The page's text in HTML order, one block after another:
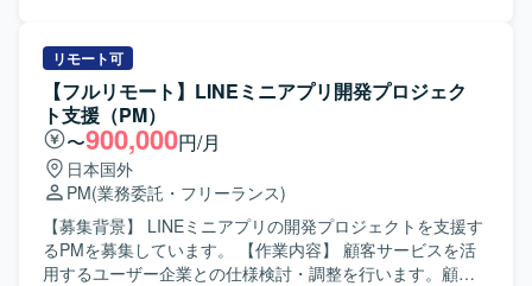
発部署以外のステークホルダーとのコミュニケーションの
経験があり、AI利活用に興味・関心を持ち実務でも取り組
んでいる方を歓迎いたします。現状に甘えず自ら課題を設
定し、関係者を巻き込み主体的に改善へと導ける方、常に
自身のスタンスを持ち考えを周囲に共有できる方、相手の
期待値を理解し丁寧なコミュニケーションでステークホル
ダーと調整ができる方を求めています。 【ポジションの魅
力】 AI関連のtoC向けプロダクトに関わりながら、複数の開
発プロジェクトをリードできる環境です。ビジネスサイド
からエンジニア、デザイナーまで多様なメンバーと協業
ます。要件定義フェーズにおける関係各所との仕様調整
や、システム開発プロジェクトにおける進捗管理などPM業
務を中心にご担当いただきます。インフラエンジニアやア
プリケーションエンジニアとの技術的なブリッジ役とし
て、課題整理や合意形成を行っていただきます。 【求める
人物像】 エンジニア（インフラ/アプリ）間の技術的課題を
正しく汲み取り、円滑な合意形成をリードできる方を求め
ております。曖昧な仕様や未確定な要件に対しても、自ら
関係者にヒアリングを行い、主体的にプロジェクトを前進
させられる方が望ましいです。新しい技術に関心を持ち、
リモート可
【フルリモート】LINEミニアプリ開発プロジェク
ト支援（PM）
〜900,000円/月
日本国外
PM(業務委託・フリーランス)
【募集背景】 LINEミニアプリの開発プロジェクトを支援す
るPMを募集しています。 【作業内容】 顧客サービスを活
用するユーザー企業との仕様検討・調整を行います。顧客